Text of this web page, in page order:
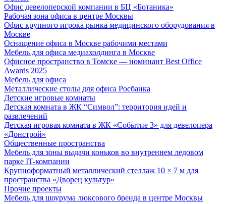
Офис девелоперской компании в БЦ «Ботаника»
Рабочая зона офиса в центре Москвы
Офис крупного игрока рынка медицинского оборудования в
Москве
Оснащение офиса в Москве рабочими местами
Мебель для офиса медиахолдинга в Москве
Офисное пространство в Томске — номинант Best Office
Awards 2025
Мебель для офиса
Металлические столы для офиса Росбанка
Детские игровые комнаты
Детская комната в ЖК “Символ”: территория идей и
развлечений
Детская игровая комната в ЖК «Событие 3» для девелопера
«Донстрой»
Общественные пространства
Мебель для зоны выдачи коньков во внутреннем ледовом
парке IT-компании
Крупноформатный металлический стеллаж 10 × 7 м для
пространства «Дворец культур»
Прочие проекты
Мебель для шоурума люксового бренда в центре Москвы